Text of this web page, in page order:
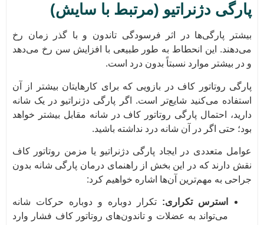
پارگی دژنراتیو (مرتبط با سایش)
بیشتر پارگی‌ها در اثر فرسودگی تاندون و با گذر زمان رخ
می‌دهند. این انحطاط به طور طبیعی با افزایش سن رخ می‌دهد
و در بیشتر موارد نسبتاً بدون درد است.
پارگی روتاتور کاف در بازویی که برای کارهایتان بیشتر از آن
استفاده می‌کنید شایع‌تر است. اگر پارگی دژنراتیو در یک شانه
دارید، احتمال پارگی روتاتور کاف در شانه مقابل بیشتر خواهد
بود؛ حتی اگر در آن شانه درد نداشته باشید.
عوامل متعددی در ایجاد پارگی دژنراتیو یا مزمن روتاتور کاف
نقش دارند که در این بخش از راهنمای درمان پارگی شانه بدون
جراحی به مهم‌ترین آن‌ها اشاره خواهیم کرد:
استرس تکراری: تکرار دوباره و دوباره حرکات شانه
می‌تواند به عضلات و تاندون‌های روتاتور کاف فشار وارد